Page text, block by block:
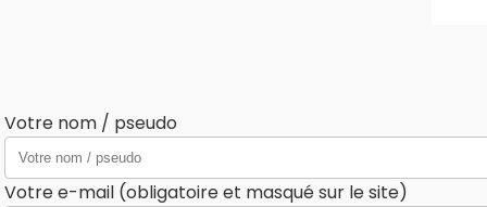
Votre nom / pseudo
Votre e-mail (obligatoire et masqué sur le site)